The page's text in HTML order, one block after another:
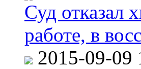
Суд отказал
работе, в
2015-09-09